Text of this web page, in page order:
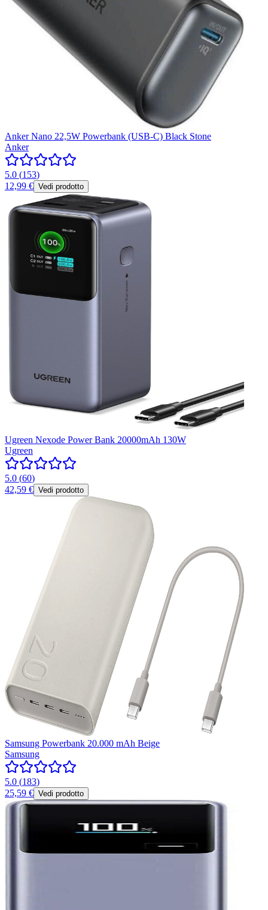
Anker Nano 22,5W Powerbank (USB-C) Black Stone
Anker
5.0 (153)
12,99 € Vedi prodotto
Ugreen Nexode Power Bank 20000mAh 130W
Ugreen
5.0 (60)
42,59 € Vedi prodotto
Samsung Powerbank 20.000 mAh Beige
Samsung
5.0 (183)
25,59 € Vedi prodotto